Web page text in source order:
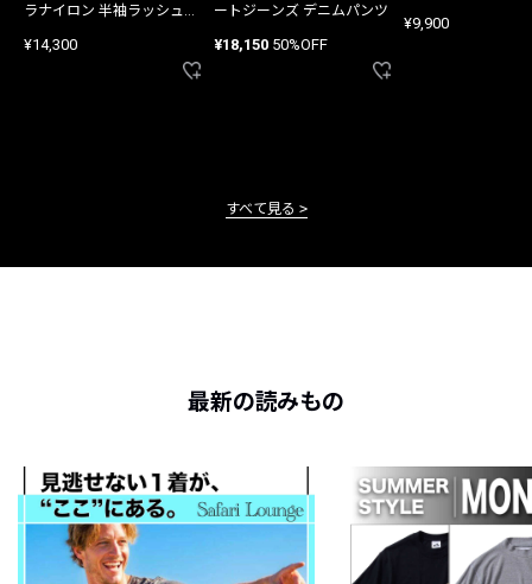
ラナイロン 半袖ラッシュガ
¥14,300
ートジーンズ デニムパンツ
¥18,150 50%OFF
¥9,900
すべて見る
最新の読みもの